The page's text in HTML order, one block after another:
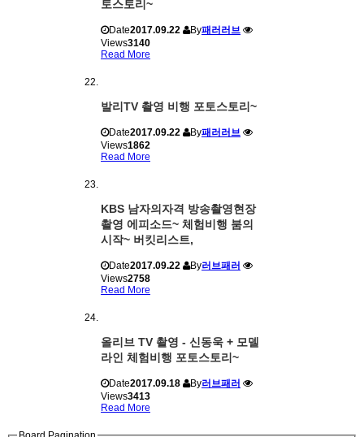
토스토리~
Date2017.09.22 By패러러브
Views3140
Read More
발리TV 촬영 비행 포토스토리~
Date2017.09.22 By패러러브
Views1862
Read More
KBS 남자의자격 방송촬영현장
촬영 에피소드~ 체험비행 붐의
시작~ 버킷리스트,
Date2017.09.22 By러브패러
Views2758
Read More
올리브 TV 촬영 - 신동욱 + 모델
라인 체험비행 포토스토리~
Date2017.09.18 By러브패러
Views3413
Read More